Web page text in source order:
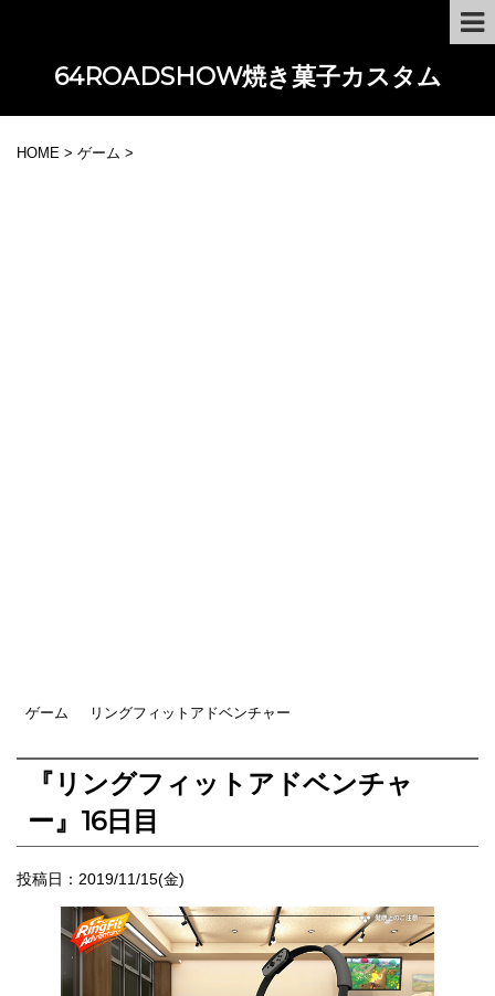
64ROADSHOW焼き菓子カスタム
HOME > ゲーム >
ゲーム リングフィットアドベンチャー
『リングフィットアドベンチャ
ー』16日目
投稿日： 2019/11/15(金)